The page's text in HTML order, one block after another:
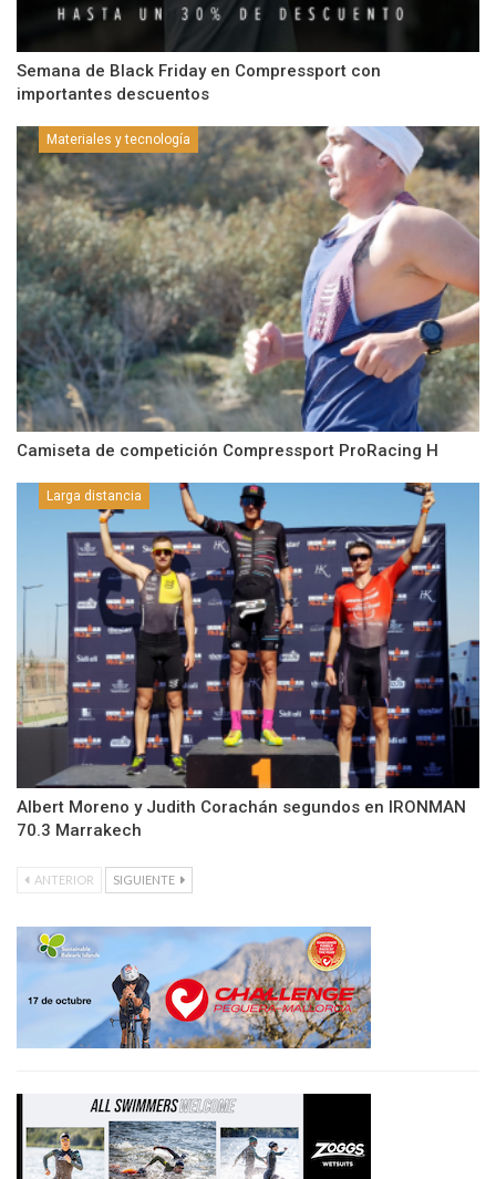
Semana de Black Friday en Compressport con
importantes descuentos
Materiales y tecnología
Camiseta de competición Compressport ProRacing H
Larga distancia
Albert Moreno y Judith Corachán segundos en IRONMAN
70.3 Marrakech
ANTERIOR SIGUIENTE